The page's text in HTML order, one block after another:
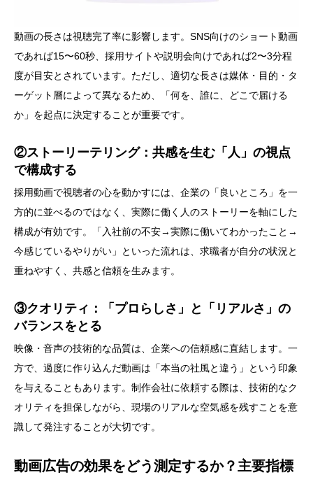
動画の長さは視聴完了率に影響します。SNS向けのショート動画
であれば15〜60秒、採用サイトや説明会向けであれば2〜3分程
度が目安とされています。ただし、適切な長さは媒体・目的・タ
ーゲット層によって異なるため、「何を、誰に、どこで届ける
か」を起点に決定することが重要です。
②ストーリーテリング：共感を生む「人」の視点
で構成する
採用動画で視聴者の心を動かすには、企業の「良いところ」を一
方的に並べるのではなく、実際に働く人のストーリーを軸にした
構成が有効です。「入社前の不安→実際に働いてわかったこと→
今感じているやりがい」といった流れは、求職者が自分の状況と
重ねやすく、共感と信頼を生みます。
③クオリティ：「プロらしさ」と「リアルさ」の
バランスをとる
映像・音声の技術的な品質は、企業への信頼感に直結します。一
方で、過度に作り込んだ動画は「本当の社風と違う」という印象
を与えることもあります。制作会社に依頼する際は、技術的なク
オリティを担保しながら、現場のリアルな空気感を残すことを意
識して発注することが大切です。
動画広告の効果をどう測定するか？主要指標